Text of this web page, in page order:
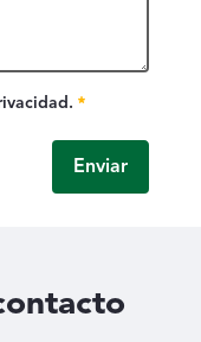
Enviar